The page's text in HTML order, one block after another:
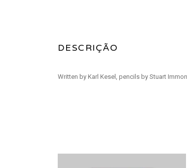
DESCRIÇÃO
Written by Karl Kesel, pencils by Stuart